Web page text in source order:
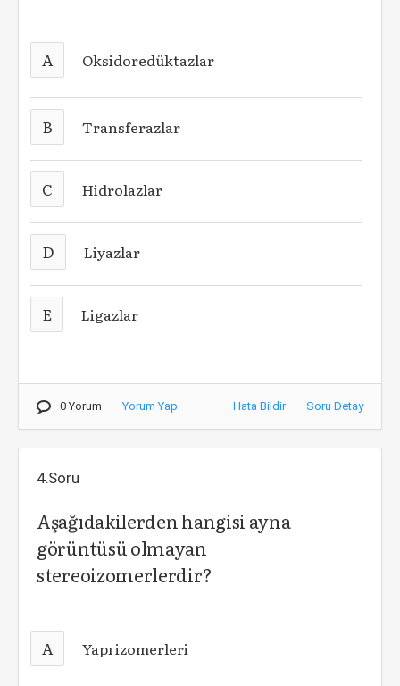
A Oksidoredüktazlar
B Transferazlar
C Hidrolazlar
D Liyazlar
E Ligazlar
0 Yorum Yorum Yap Hata Bildir Soru Detay
4.Soru
Aşağıdakilerden hangisi ayna
görüntüsü olmayan
stereoizomerlerdir?
A Yapı izomerleri